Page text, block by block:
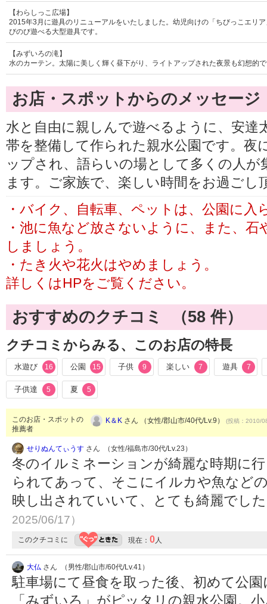
【わらしっこ広場】
2015年3月に遊具のリニューアルをいたしました。幼児向けの「ちびっこエリ
びのび遊べる大型遊具です。
【みずいろの滝】
水のカーテン。太陽に美しく輝く昼下がり、ライトアップされた夜景も幻想的
お店・スポットからのメッセージ
水と自由に親しんで遊べるように、安達
帯を整備して作られた親水公園です。
ップされ、語らいの場として多くの人
ます。ご家族で、楽しい時間をお過ごし
・バイク、自転車、ペットは、公園に入
・池に魚など放さないように、また、
しましょう。
・たき火や花火はやめましょう。
詳しくはHPをご覧ください。
おすすめのクチコミ （58 件）
クチコミからみる、このお店の特長
水遊び 16 公園 15 子供 9 楽しい 7 遊具 7
子供達 5 夏 5
このお店・スポットの
推薦者
K＆K さん （女性/郡山市/40代/Lv.9） (投稿：2010/
せりぬんてぃうす さん （女性/福島市/30代/Lv.23）
冬のイルミネーションが綺麗な時期に
られてあって、そこにイルカや魚など
映し出されていいて、とても綺麗でし
2025/06/17）
このクチコミに 現在： 0人
大仏 さん （男性/郡山市/60代/Lv.41）
駐車場にて昼食を取った後、初めて公
「みずいろ」がピッタリの親水公園。